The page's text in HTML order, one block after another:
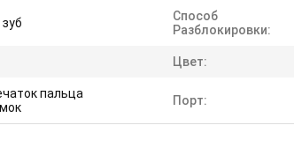
Способ
Разблокировки:
Цвет:
пальца
Порт: